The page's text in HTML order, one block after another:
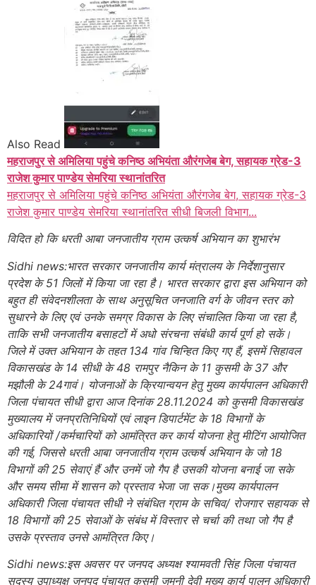
Also Read
महराजपुर से अमिलिया पहुंचे कनिष्ठ अभियंता औरंगजेब बेग, सहायक ग्रेड-3
राजेश कुमार पाण्डेय सेमरिया स्थानांतरित
महराजपुर से अमिलिया पहुंचे कनिष्ठ अभियंता औरंगजेब बेग, सहायक ग्रेड-3
राजेश कुमार पाण्डेय सेमरिया स्थानांतरित सीधी बिजली विभाग...
विदित हो कि धरती आबा जनजातीय ग्राम उत्कर्ष अभियान का शुभारंभ
Sidhi news:भारत सरकार जनजातीय कार्य मंत्रालय के निर्देशानुसार
प्रदेश के 51 जिलों में किया जा रहा है। भारत सरकार द्वारा इस अभियान को
बहुत ही संवेदनशीलता के साथ अनुसूचित जनजाति वर्ग के जीवन स्तर को
सुधारने के लिए एवं उनके समग्र विकास के लिए संचालित किया जा रहा है,
ताकि सभी जनजातीय बसाहटों में अधो संरचना संबंधी कार्य पूर्ण हो सकें।
जिले में उक्त अभियान के तहत 134 गांव चिन्हित किए गए हैं, इसमें सिहावल
विकासखंड के 14 सीधी के 48 रामपुर नैकिन के 11 कुसमी के 37 और
मझौली के 24गावं। योजनाओं के क्रियान्वयन हेतु मुख्य कार्यपालन अधिकारी
जिला पंचायत सीधी द्वारा आज दिनांक 28.11.2024 को कुसमी विकासखंड
मुख्यालय में जनप्रतिनिधियों एवं लाइन डिपार्टमेंट के 18 विभागों के
अधिकारियों /कर्मचारियों को आमंत्रित कर कार्य योजना हेतु मीटिंग आयोजित
की गई, जिससे धरती आबा जनजातीय ग्राम उत्कर्ष अभियान के जो 18
विभागों की 25 सेवाएं हैं और उनमें जो गैप है उसकी योजना बनाई जा सके
और समय सीमा में शासन को प्रस्ताव भेजा जा सक।मुख्य कार्यपालन
अधिकारी जिला पंचायत सीधी ने संबंधित ग्राम के सचिव/ रोजगार सहायक से
18 विभागों की 25 सेवाओं के संबंध में विस्तार से चर्चा की तथा जो गैप है
उसके प्रस्ताव उनसे आमंत्रित किए।
Sidhi news:इस अवसर पर जनपद अध्यक्ष श्यामवती सिंह जिला पंचायत
सदस्य उपाध्यक्ष जनपद पंचायत कुसमी जमुनी देवी मुख्य कार्य पालन अधिकारी